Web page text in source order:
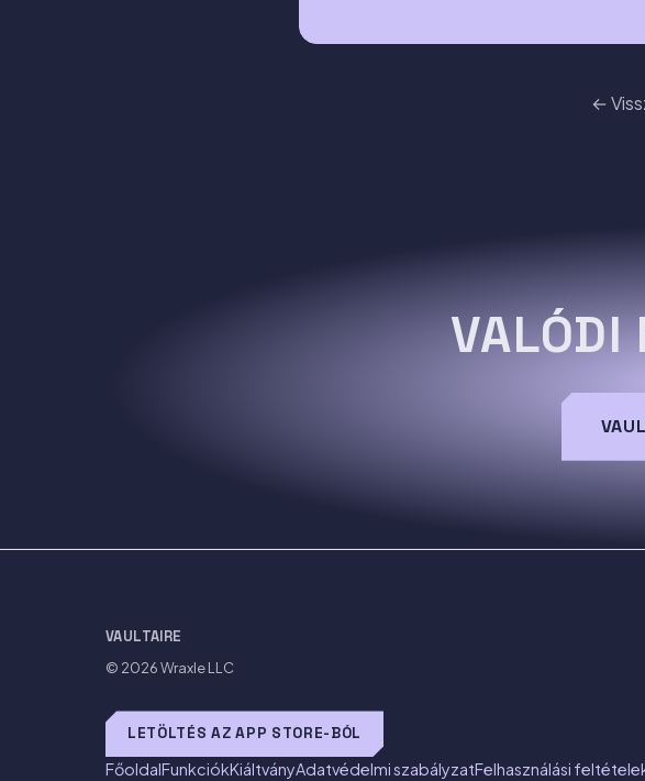
←
VALÓDI
VAULTAIRE
© 2026Wraxle LLC
LETÖLTÉS AZ APP STORE-BÓL
FőoldalFunkciókKiáltványAdatvédelmi szabályzatFelhasználási